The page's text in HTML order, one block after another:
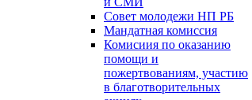
Совет молодежи НП РБ
Мандатная комиссия
Комисиия по оказанию
помощи и
пожертвованиям, участию
в благотворительных